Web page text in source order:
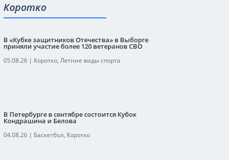
Коротко
В «Кубке защитников Отечества» в Выборге
приняли участие более 120 ветеранов СВО
05.08.26| Коротко, Летние виды спорта
В Петербурге в сентябре состоится Кубок
Кондрашина и Белова
04.08.26| Баскетбол, Коротко